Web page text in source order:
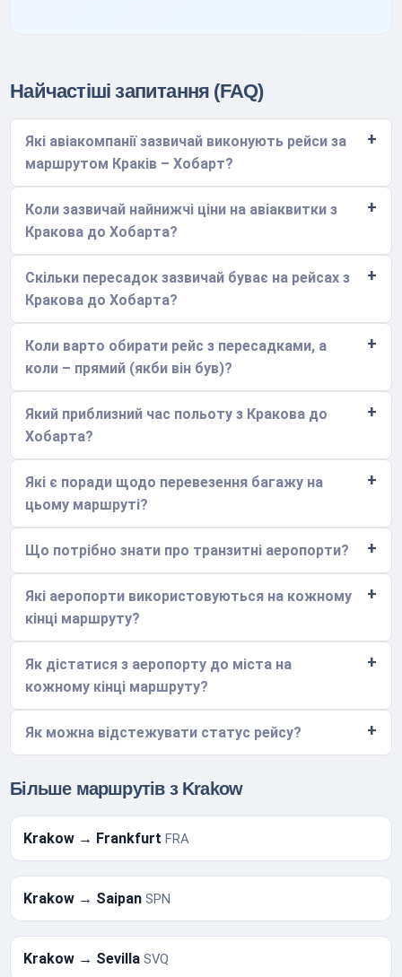
Найчастіші запитання (FAQ)
Які авіакомпанії зазвичай виконують рейси за
маршрутом Краків – Хобарт?
Коли зазвичай найнижчі ціни на авіаквитки з
Кракова до Хобарта?
Скільки пересадок зазвичай буває на рейсах з
Кракова до Хобарта?
Коли варто обирати рейс з пересадками, а
коли – прямий (якби він був)?
Який приблизний час польоту з Кракова до
Хобарта?
Які є поради щодо перевезення багажу на
цьому маршруті?
Що потрібно знати про транзитні аеропорти?
Які аеропорти використовуються на кожному
кінці маршруту?
Як дістатися з аеропорту до міста на
кожному кінці маршруту?
Як можна відстежувати статус рейсу?
Більше маршрутів з Krakow
Krakow → FrankfurtFRA
Krakow → SaipanSPN
Krakow → SevillaSVQ